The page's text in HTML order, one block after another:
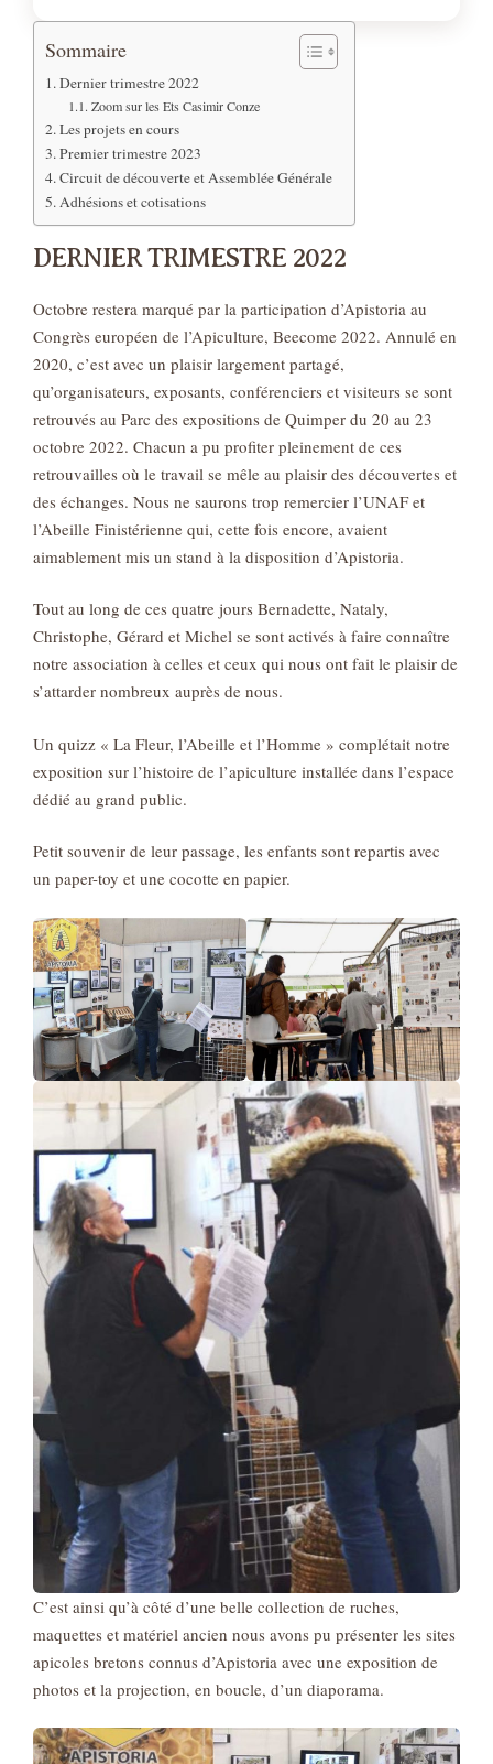
Sommaire
Dernier trimestre 2022
Zoom sur les Ets Casimir Conze
Les projets en cours
Premier trimestre 2023
Circuit de découverte et Assemblée Générale
Adhésions et cotisations
DERNIER TRIMESTRE 2022
Octobre restera marqué par la participation d’Apistoria au
Congrès européen de l’Apiculture, Beecome 2022. Annulé en
2020, c’est avec un plaisir largement partagé,
qu’organisateurs, exposants, conférenciers et visiteurs se sont
retrouvés au Parc des expositions de Quimper du 20 au 23
octobre 2022. Chacun a pu profiter pleinement de ces
retrouvailles où le travail se mêle au plaisir des découvertes et
des échanges. Nous ne saurons trop remercier l’UNAF et
l’Abeille Finistérienne qui, cette fois encore, avaient
aimablement mis un stand à la disposition d’Apistoria.
Tout au long de ces quatre jours Bernadette, Nataly,
Christophe, Gérard et Michel se sont activés à faire connaître
notre association à celles et ceux qui nous ont fait le plaisir de
s’attarder nombreux auprès de nous.
Un quizz « La Fleur, l’Abeille et l’Homme » complétait notre
exposition sur l’histoire de l’apiculture installée dans l’espace
dédié au grand public.
Petit souvenir de leur passage, les enfants sont repartis avec
un paper-toy et une cocotte en papier.
C’est ainsi qu’à côté d’une belle collection de ruches,
maquettes et matériel ancien nous avons pu présenter les sites
apicoles bretons connus d’Apistoria avec une exposition de
photos et la projection, en boucle, d’un diaporama.